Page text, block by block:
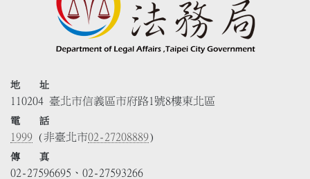
地 址
110204 臺北市信義區市府路1號8樓東北區
電 話
1999 (非臺北市02-27208889)
傳 真
02-27596695、02-27593266